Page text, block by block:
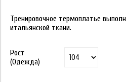
Тренировочное термоплатье
итальянской ткани.
Рост
(Одежда)